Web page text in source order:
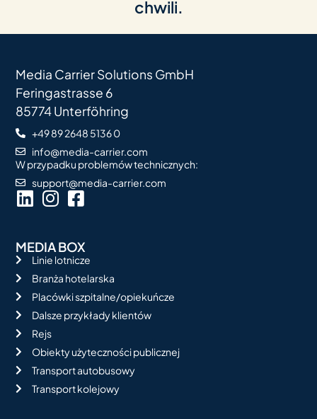
chwili.
Media Carrier Solutions GmbH
Feringastrasse 6
85774 Unterföhring
+49 89 2648 5136 0
info@media-carrier.com
W przypadku problemów technicznych:
support@media-carrier.com
MEDIA BOX
Linie lotnicze
Branża hotelarska
Placówki szpitalne/opiekuńcze
Dalsze przykłady klientów
Rejs
Obiekty użyteczności publicznej
Transport autobusowy
Transport kolejowy